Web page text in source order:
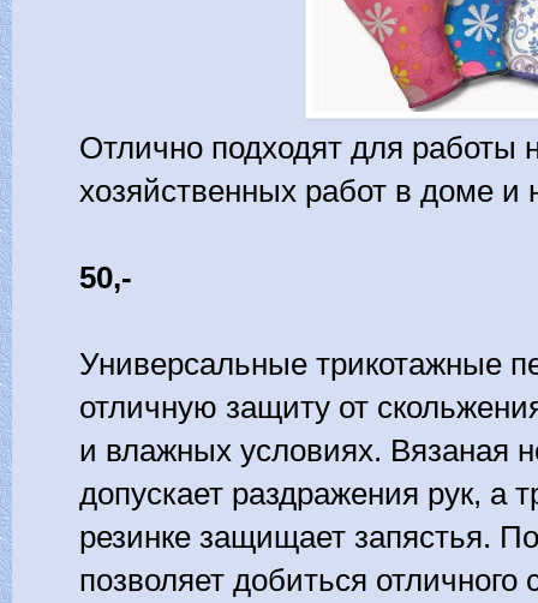
Отлично подходят для работы
хозяйственных работ в доме и
50,-
Универсальные трикотажные
отличную защиту от
и влажных условиях. Вязаная
допускает раздражения рук, а
резинке защищает запястья.
позволяет добиться